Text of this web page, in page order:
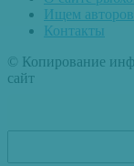
Ищем
Контакты
© Копирование
сайт